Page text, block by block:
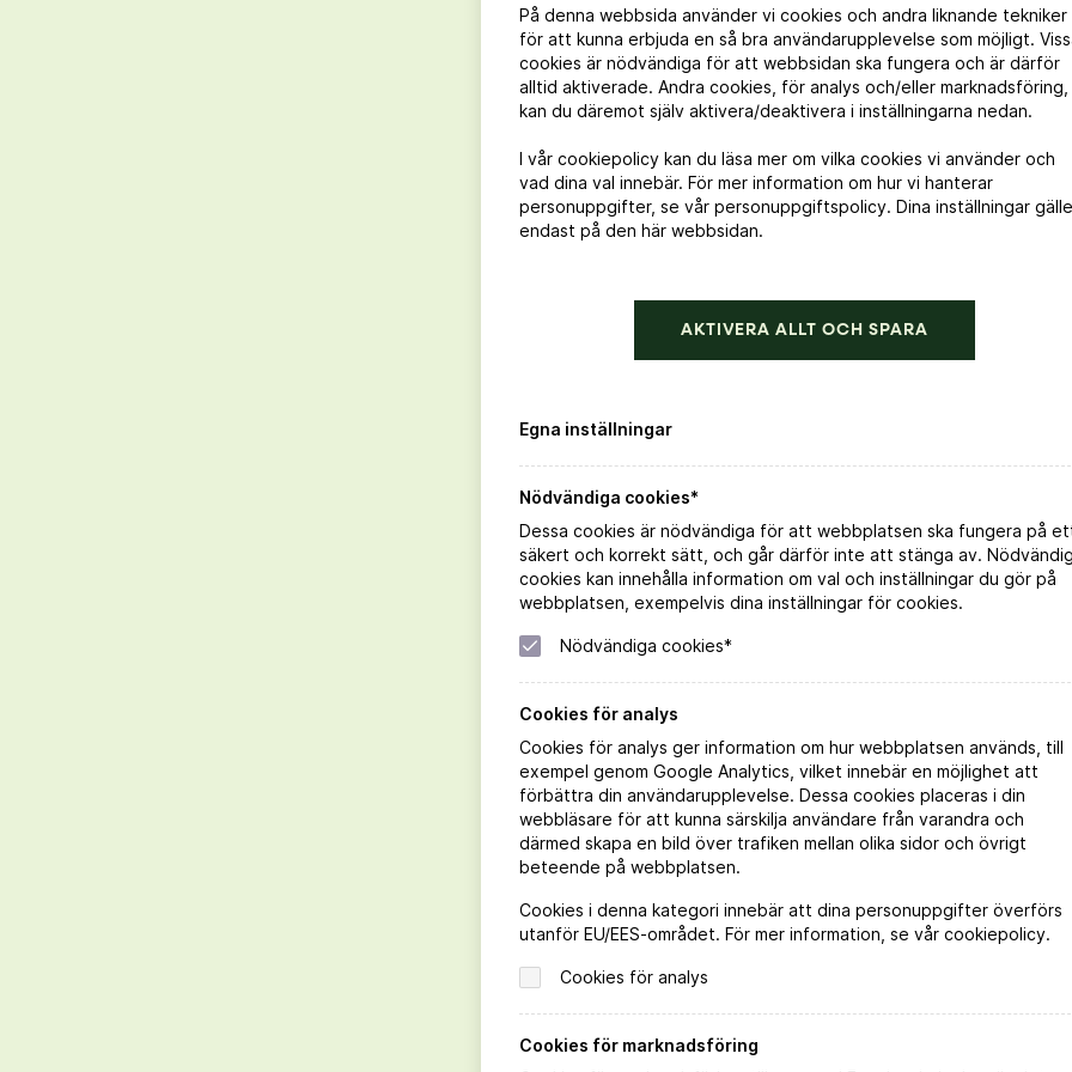
UN’SWEET Brut Nature Organic
LÄS MER
Pazzione Cava By Pernilla Wahlgren
På denna webbsida använder vi cookies och andra liknande tekniker
för att kunna erbjuda en så bra användarupplevelse som möjligt.
cookies är nödvändiga för att webbsidan ska fungera och är därför
alltid aktiverade. Andra cookies, för analys och/eller marknadsföring,
kan du däremot själv aktivera/deaktivera i inställningarna nedan.
I vår cookiepolicy kan du läsa mer om vilka cookies vi använder och
vad dina val innebär. För mer information om hur vi hanterar
personuppgifter, se vår personuppgiftspolicy. Dina inställningar
endast på den här webbsidan.
AKTIVERA ALLT OCH SPARA
Egna inställningar
Nödvändiga cookies*
Dessa cookies är nödvändiga för att webbplatsen ska fungera på
säkert och korrekt sätt, och går därför inte att stänga av.
cookies kan innehålla information om val och inställningar du gör på
webbplatsen, exempelvis dina inställningar för cookies.
Nödvändiga cookies*
Cookies för analys
Cookies för analys ger information om hur webbplatsen används, till
exempel genom Google Analytics, vilket innebär en möjlighet att
förbättra din användarupplevelse. Dessa cookies placeras i din
webbläsare för att kunna särskilja användare från varandra och
därmed skapa en bild över trafiken mellan olika sidor och övrigt
beteende på webbplatsen.
Cookies i denna kategori innebär att dina personuppgifter överförs
utanför EU/EES-området. För mer information, se vår cookiepolicy.
Cookies för analys
Cookies för marknadsföring